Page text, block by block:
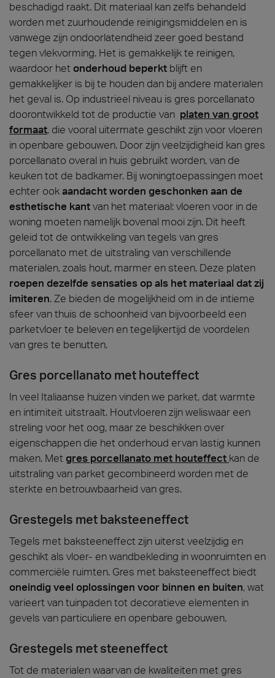
beschadigd raakt. Dit materiaal kan zelfs behandeld
worden met zuurhoudende reinigingsmiddelen en is
vanwege zijn ondoorlatendheid zeer goed bestand
tegen vlekvorming. Het is gemakkelijk te reinigen,
waardoor het onderhoud beperkt blijft en
gemakkelijker is bij te houden dan bij andere materialen
het geval is. Op industrieel niveau is gres porcellanato
doorontwikkeld tot de productie van platen van groot
formaat, die vooral uitermate geschikt zijn voor vloeren
in openbare gebouwen. Door zijn veelzijdigheid kan gres
porcellanato overal in huis gebruikt worden, van de
keuken tot de badkamer. Bij woningtoepassingen moet
echter ookaandacht worden geschonken aan de
esthetische kantvan het materiaal: vloeren voor in de
woning moeten namelijk bovenal mooi zijn. Dit heeft
geleid tot de ontwikkeling van tegels van gres
porcellanato met de uitstraling van verschillende
materialen, zoals hout, marmer en steen. Deze platen
roepen dezelfde sensaties op als het materiaal dat zij
imiteren. Ze bieden de mogelijkheid om in de intieme
sfeer van thuis de schoonheid van bijvoorbeeld een
parketvloer te beleven en tegelijkertijd de voordelen
van gres te benutten.
Gres porcellanato met houteffect
In veel Italiaanse huizen vinden we parket, dat warmte
en intimiteit uitstraalt. Houtvloeren zijn weliswaar een
streling voor het oog, maar ze beschikken over
eigenschappen die het onderhoud ervan lastig kunnen
maken. Met gres porcellanato met houteffect kan de
uitstraling van parket gecombineerd worden met de
sterkte en betrouwbaarheid van gres.
Grestegels met baksteeneffect
Tegels met baksteeneffect zijn uiterst veelzijdig en
geschikt als vloer- en wandbekleding in woonruimten en
commerciële ruimten. Gres met baksteeneffect biedt
oneindig veel oplossingen voor binnen en buiten, wat
varieert van tuinpaden tot decoratieve elementen in
gevels van particuliere en openbare gebouwen.
Grestegels met steeneffect
Tot de materialen waarvan de kwaliteiten met gres